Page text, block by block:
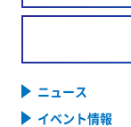
ニュース
イベント情報